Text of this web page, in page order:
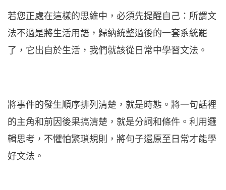
若您正處在這樣的思維中，必須先提醒自己：所謂文
法不過是將生活用語，歸納統整過後的一套系統罷
了，它出自於生活，我們就該從日常中學習文法。
將事件的發生順序排列清楚，就是時態。將一句話裡
的主角和前因後果搞清楚，就是分詞和條件。利用邏
輯思考，不懼怕繁瑣規則，將句子還原至日常才能學
好文法。